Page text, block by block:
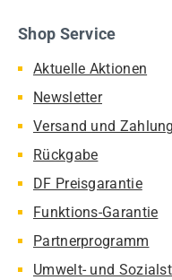
Shop Service
Aktuelle Aktionen
Newsletter
Versand und
Rückgabe
DF Preisgarantie
Funktions-Garantie
Partnerprogramm
Umwelt- und